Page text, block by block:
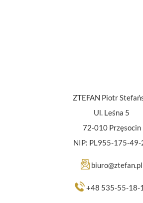
ZTEFAN Piotr
Ul. Leśna 5
72-010 Przęsocin
NIP: PL955-175-49-
biuro@ztefan.pl
+48 535-55-18-